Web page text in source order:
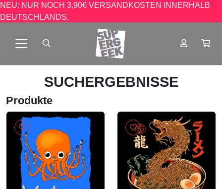
NEU: NUR NOCH 3,90€ VERSANDKOSTEN INNERHALB
DEUTSCHLANDS.
SUCHERGEBNISSE
Produkte